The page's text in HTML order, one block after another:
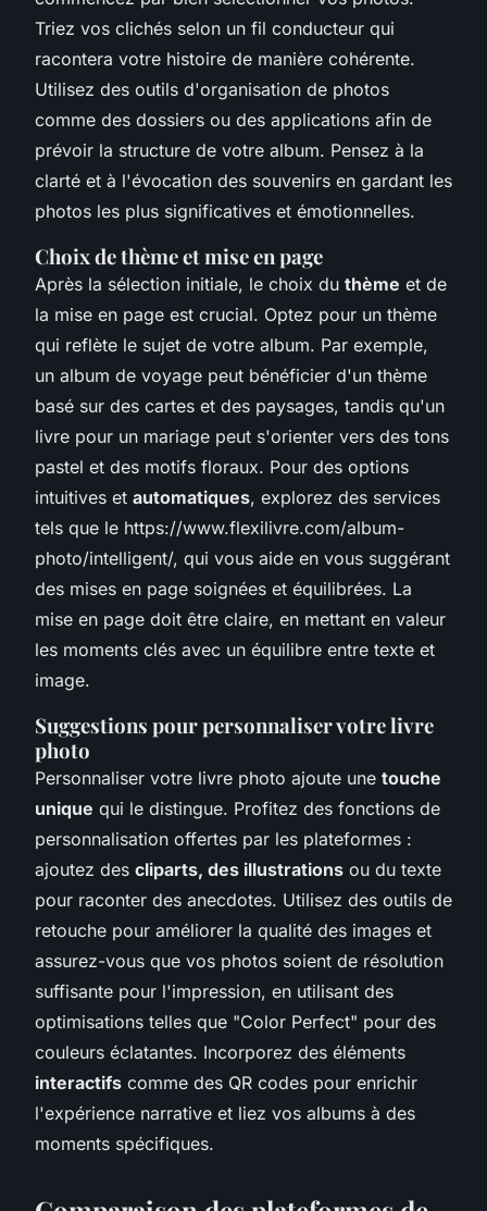
Triez vos clichés selon un fil conducteur qui
racontera votre histoire de manière cohérente.
Utilisez des outils d'organisation de photos
comme des dossiers ou des applications afin de
prévoir la structure de votre album. Pensez à la
clarté et à l'évocation des souvenirs en gardant les
photos les plus significatives et émotionnelles.
Choix de thème et mise en page
Après la sélection initiale, le choix du thème et de
la mise en page est crucial. Optez pour un thème
qui reflète le sujet de votre album. Par exemple,
un album de voyage peut bénéficier d'un thème
basé sur des cartes et des paysages, tandis qu'un
livre pour un mariage peut s'orienter vers des tons
pastel et des motifs floraux. Pour des options
intuitives et automatiques, explorez des services
tels que le https://www.flexilivre.com/album-
photo/intelligent/, qui vous aide en vous suggérant
des mises en page soignées et équilibrées. La
mise en page doit être claire, en mettant en valeur
les moments clés avec un équilibre entre texte et
image.
Suggestions pour personnaliser votre livre
photo
Personnaliser votre livre photo ajoute une touche
unique qui le distingue. Profitez des fonctions de
personnalisation offertes par les plateformes :
ajoutez des cliparts, des illustrations ou du texte
pour raconter des anecdotes. Utilisez des outils de
retouche pour améliorer la qualité des images et
assurez-vous que vos photos soient de résolution
suffisante pour l'impression, en utilisant des
optimisations telles que "Color Perfect" pour des
couleurs éclatantes. Incorporez des éléments
interactifs comme des QR codes pour enrichir
l'expérience narrative et liez vos albums à des
moments spécifiques.